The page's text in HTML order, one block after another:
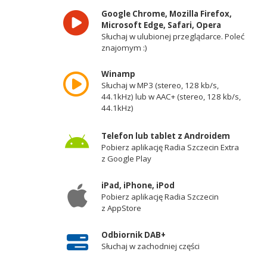
Google Chrome, Mozilla Firefox,
Microsoft Edge, Safari, Opera
Słuchaj w ulubionej przeglądarce. Poleć
znajomym :)
Winamp
Słuchaj w MP3 (stereo, 128 kb/s,
44.1kHz) lub w AAC+ (stereo, 128 kb/s,
44.1kHz)
Telefon lub tablet z Androidem
Pobierz aplikację Radia Szczecin Extra
z Google Play
iPad, iPhone, iPod
Pobierz aplikację Radia Szczecin
z AppStore
Odbiornik DAB+
Słuchaj w zachodniej części